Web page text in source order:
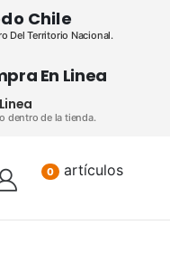
Chile
Del Territorio Nacional.
En Linea
dentro de la tienda.
0 artículos